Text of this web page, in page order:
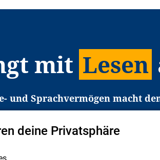
mit Lesen
und Sprachvermögen macht
Zugang zu Bildung und
Deutschland haben aber große
an Familien sowie an
deine Privatsphäre